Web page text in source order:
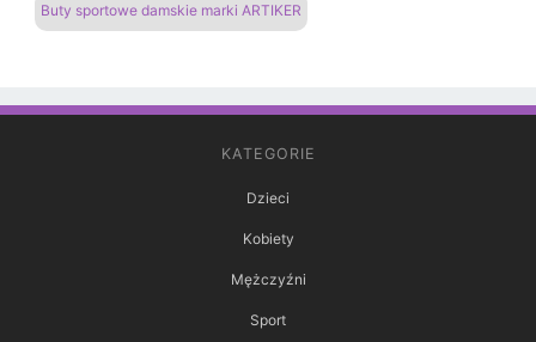
Buty sportowe damskie marki ARTIKER
KATEGORIE
Dzieci
Kobiety
Mężczyźni
Sport